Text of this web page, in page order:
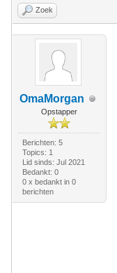
Zoek
OmaMorgan
Opstapper
Berichten: 5
Topics: 1
Lid sinds: Jul 2021
Bedankt: 0
0 x bedankt in 0
berichten